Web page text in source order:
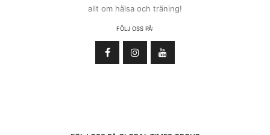
allt om hälsa och träning!
FÖLJ OSS PÅ: